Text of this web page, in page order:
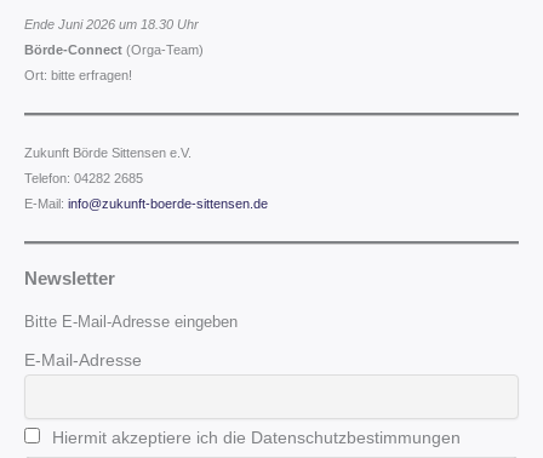
Ende Juni 2026 um 18.30 Uhr
Börde-Connect(Orga-Team)
Ort: bitte erfragen!
Zukunft Börde Sittensen e.V.
Telefon: 04282 2685
E-Mail: info@zukunft-boerde-sittensen.de
Newsletter
Bitte E-Mail-Adresse eingeben
E-Mail-Adresse
Hiermit akzeptiere ich die Datenschutzbestimmungen